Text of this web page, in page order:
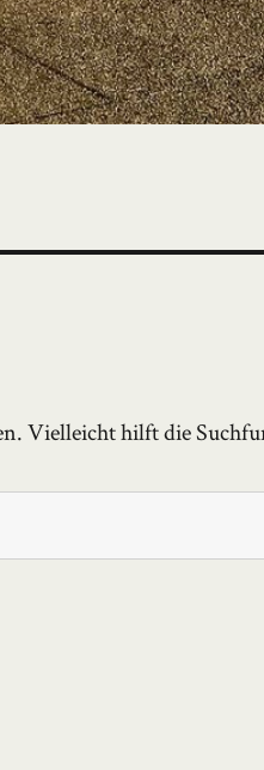
Vielleicht hilft die